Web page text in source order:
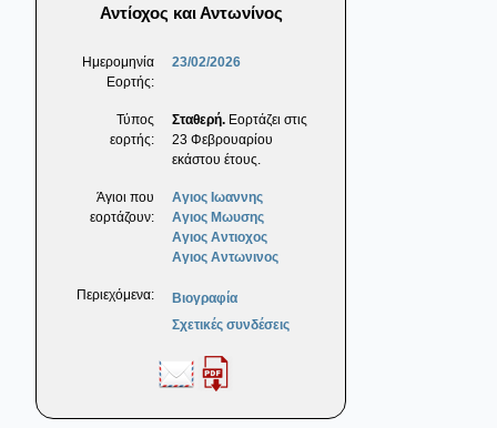
Αντίοχος και Αντωνίνος
Ημερομηνία
Εορτής:
23/02/2026
Τύπος
εορτής:
Σταθερή. Εορτάζει στις
23 Φεβρουαρίου
εκάστου έτους.
Άγιοι που
εορτάζουν:
Αγιος Ιωαννης
Αγιος Μωυσης
Αγιος Αντιοχος
Αγιος Αντωνινος
Περιεχόμενα:
Βιογραφία
Σχετικές συνδέσεις